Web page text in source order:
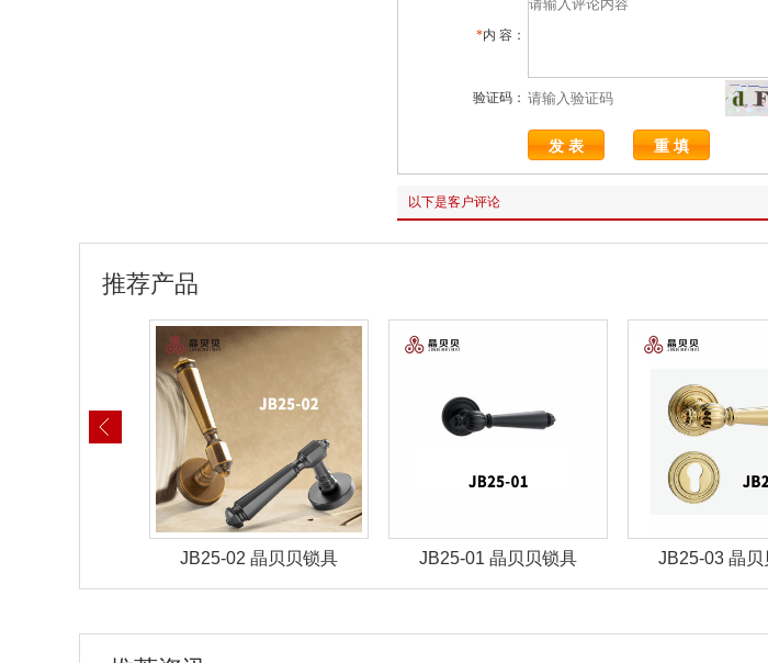
*内 容：
验证码：
以下是客户评论
推荐产品
JB25-01 晶贝贝锁具 JB25-03 晶贝贝锁具 JB25-07 晶贝